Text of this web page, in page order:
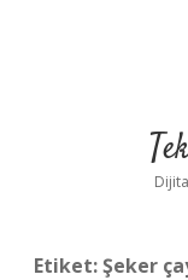
Etiket:Şeker